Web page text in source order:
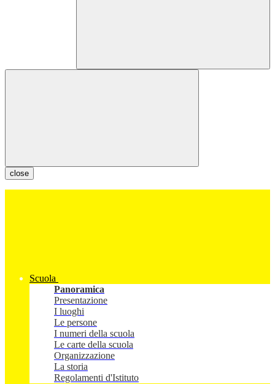
close
Scuola
Panoramica
Presentazione
I luoghi
Le persone
I numeri della scuola
Le carte della scuola
Organizzazione
La storia
Regolamenti d'Istituto